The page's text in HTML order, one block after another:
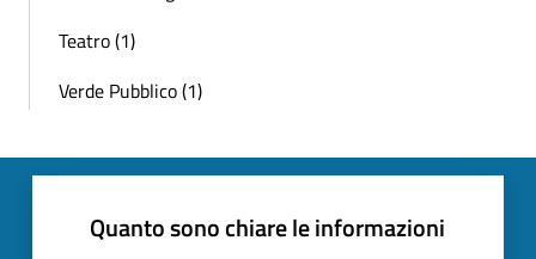
Teatro (1)
Verde Pubblico (1)
Quanto sono chiare le informazioni